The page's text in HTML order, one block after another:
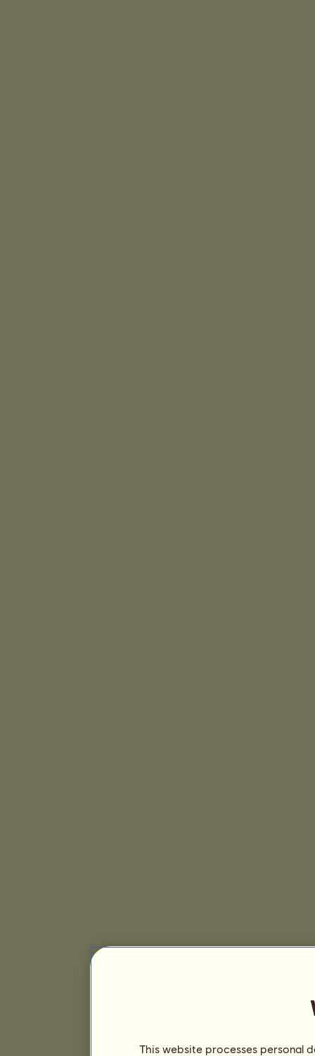
This website processes personal